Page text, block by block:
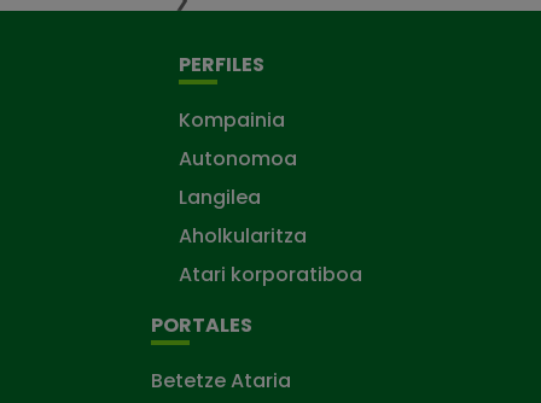
PERFILES
Kompainia
Autonomoa
Langilea
Aholkularitza
Atari korporatiboa
PORTALES
Betetze Ataria